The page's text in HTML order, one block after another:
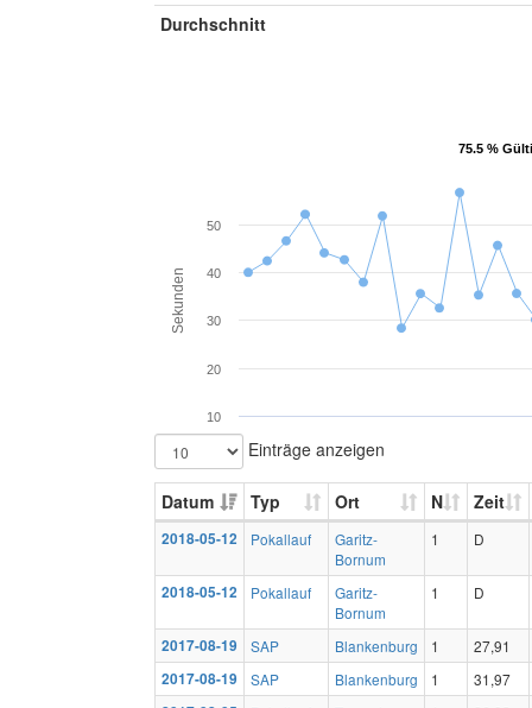
Durchschnitt
75.5 %
75.5 %
Sekunden
10
20
30
40
50
Einträge anzeigen
Datum Typ Ort N Zeit
2018-05-12 Pokallauf
Garitz-
Bornum
1 D
2018-05-12 Pokallauf
Garitz-
Bornum
1 D
2017-08-19 SAP Blankenburg 1
27,91
2017-08-19
SAP Blankenburg 1
31,97